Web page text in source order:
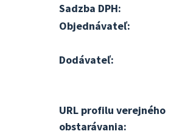
Sadzba DPH:
Objednávateľ:
Dodávateľ:
URL profilu verejného
obstarávania: